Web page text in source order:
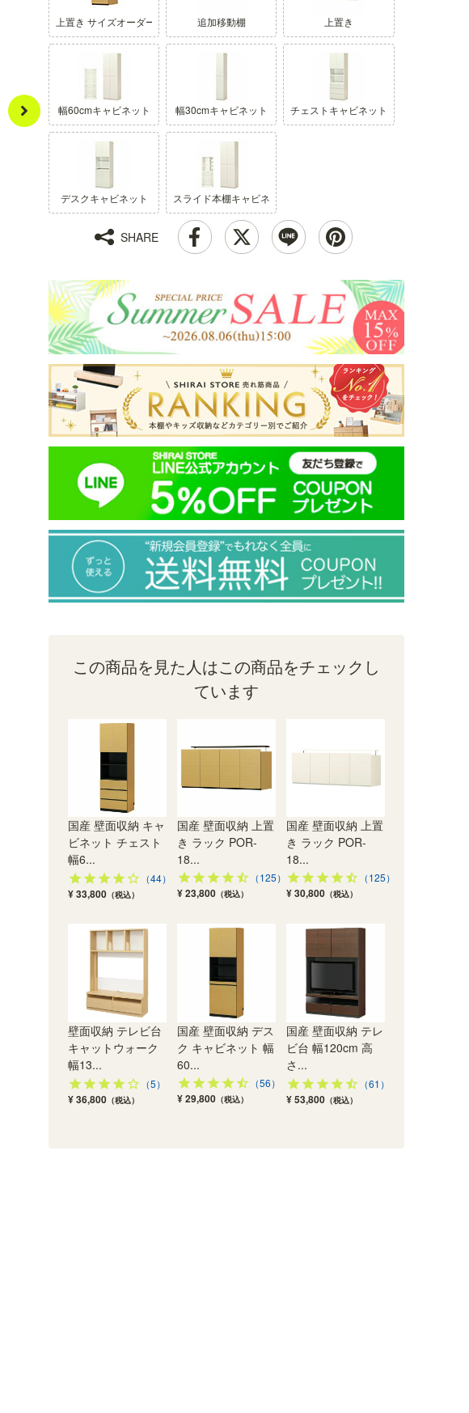
国産 壁面収納 デスク キ
ャビネット 幅60cm 高
さ180cm ホワイト 白木
目 スライド棚 巾木よけ
配線穴 耐震ラッチ ポル
ターレリビング POR-
1860DESKWH
幅60.0 × 奥行41.6 × 高
さ180.0（cm）
（56）
国産 壁面収納 キャビネ
ット チェスト 幅60cm
高さ180cm ホワイト 白
木目 飾り棚 巾木よけ 配
線穴 耐震ラッチ ポルタ
ーレリビング POR-
1860DHWH
幅60.0 × 奥行41.6 × 高
さ180.0（cm）
（44）
¥ 33,800
(税込)
国産 壁面収納 キャビネ
ット 幅60cm 高さ
180cm ナチュラルブラ
ウン 本棚 巾木よけ 配線
穴 耐震ラッチ ダンパー
付扉 ポルターレリビン
グ POR-1860DNA
幅60.0 × 奥行41.6 × 高
さ180.0（cm）
（525）
¥ 23,800
(税込)
国産 壁面収納 上置き ラ
ック POR-1860DK用 幅
60cm 高さ55cm ダーク
ブラウン 天井突っ張り
¥ 16,800
上置き サイズオーダー 追加移動棚 上置き
幅60cmキャビネット 幅30cmキャビネット チェストキャビネット
デスクキャビネット スライド本棚キャビネット
SHARE
この商品を見た人はこの商品をチェックし
ています
国産 壁面収納 キャ
ビネット チェスト
幅6...
（44）
¥ 33,800 （税込）
国産 壁面収納 上置
き ラック POR-
18...
（125）
¥ 23,800 （税込）
国産 壁面収納 上置
き ラック POR-
18...
（125）
¥ 30,800 （税込）
壁面収納 テレビ台
キャットウォーク
幅13...
（5）
¥ 36,800 （税込）
国産 壁面収納 デス
ク キャビネット 幅
60...
（56）
¥ 29,800 （税込）
国産 壁面収納 テレ
ビ台 幅120cm 高
さ...
（61）
¥ 53,800 （税込）